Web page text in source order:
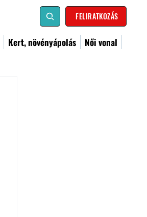
FELIRATKOZÁS
Kert, növényápolás
Női vonal